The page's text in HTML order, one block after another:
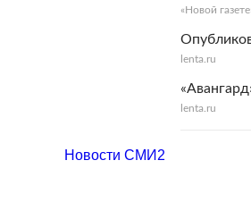
«Новой
lenta.ru
lenta.ru
Новости СМИ2